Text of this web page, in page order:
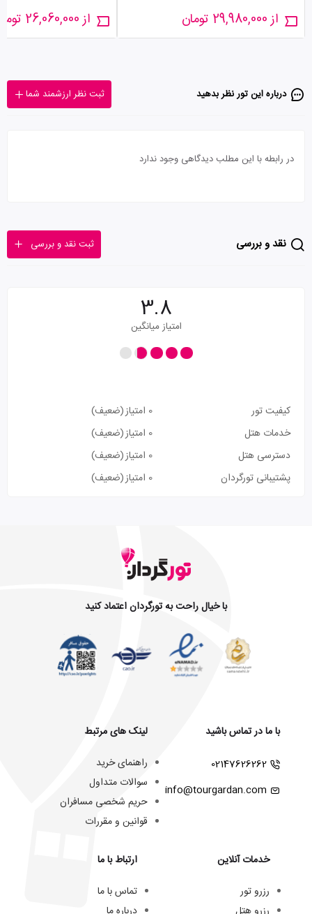
از 29,980,000 تومان از 26,060,000 تومان
درباره این تور‌ نظر بدهید ثبت نظر ارزشمند شما
در رابطه با این مطلب دیدگاهی وجود ندارد
نقد و بررسی ثبت نقد و بررسی
3.8
امتیاز میانگین
کیفیت تور 0 امتیاز
(ضعیف)
خدمات هتل
0 امتیاز
(ضعیف)
دسترسی هتل
0 امتیاز
(ضعیف)
پشتیبانی تورگردان
0 امتیاز (ضعیف)
با خیال راحت به تورگردان اعتماد کنید
با ما در تماس باشید
02147626262
info@tourgardan.com
خدمات آنلاین
رزرو تور
لینک های مرتبط
راهنمای خرید
سوالات متداول
حریم شخصی مسافران
قوانین و مقررات
ارتباط با ما
تماس با ما